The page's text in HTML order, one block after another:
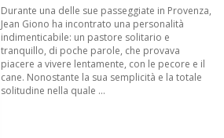
Durante una delle sue passeggiate in Provenza,
Jean Giono ha incontrato una personalità
indimenticabile: un pastore solitario e
tranquillo, di poche parole, che provava
piacere a vivere lentamente, con le pecore e il
cane. Nonostante la sua semplicità e la totale
solitudine nella quale ...